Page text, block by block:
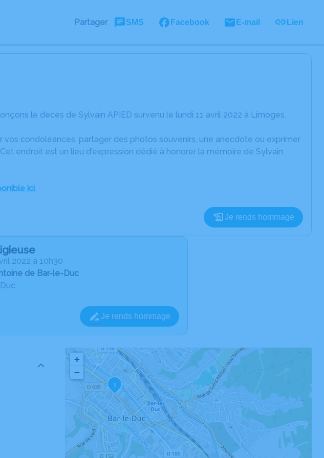
Partager SMS Facebook E-mail Lien
le décès de Sylvain APIED survenu le lundi 11 avril 2022 à Limoges.
vos condoléances, partager des photos souvenirs, une anecdote ou exprimer
endroit est un lieu d'expression dédié à honorer la mémoire de Sylvain
ici.
Je rends hommage
2022 à 10h30
de Bar-le-Duc
Je rends hommage
1
+
−